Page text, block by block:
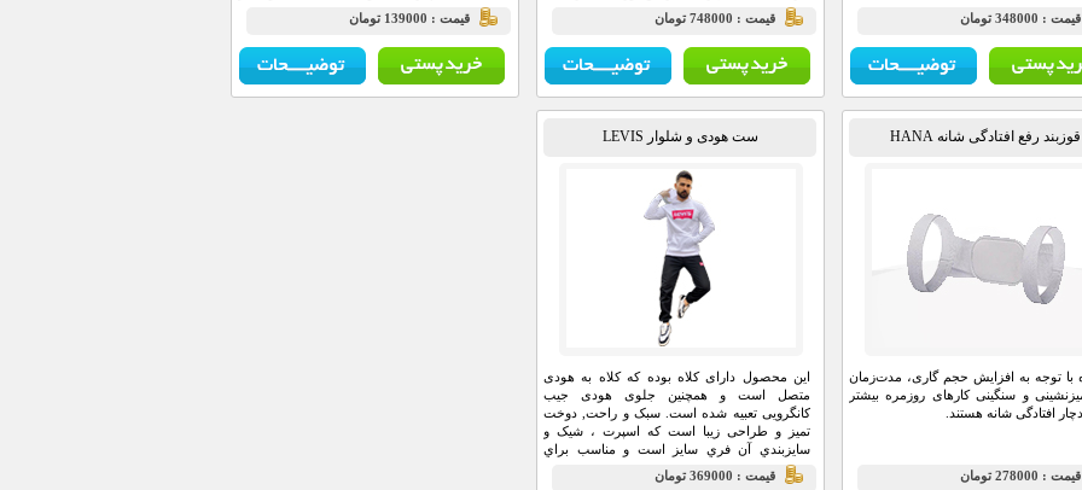
قيمت : 348000 تومان
میکند .مناسب برای زمان تاریکی و برای مهمانی
های خانوادگی تا از رقص نور آن استفاده کنید .
قيمت : 748000 تومان
جذابیت دارد.
قيمت : 139000 تومان
قوزبند رفع افتادگی شانه HANA
با توجه به افزایش حجم گاری، مدت‌زمان
و سنگینی کارهای روزمره بیشتر
افتادگی شانه هستند.
قيمت : 278000 تومان
ست هودی و شلوار LEVIS
این محصول دارای کلاه بوده که کلاه به هودی
متصل است و همچنین جلوی هودی جیب
کانگرویی تعبیه شده است. سبک و راحت, دوخت
تميز و طراحی زیبا است که اسپرت ، شیک و
سايزبندي آن فري سايز است و مناسب براي
باشگاه ,خانه و مهمانی و … می باشد. وزن و
اندازه آن بسیار سبک و خوب بوده که باعث راحتی
قيمت : 369000 تومان